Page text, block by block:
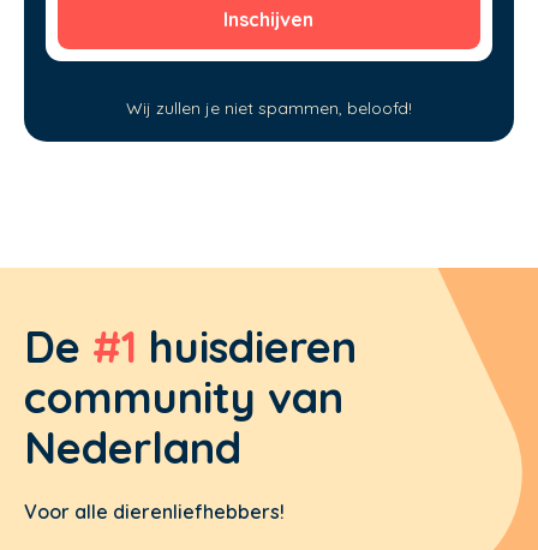
Wij zullen je niet spammen, beloofd!
De #1 huisdieren
community van
Nederland
Voor alle dierenliefhebbers!